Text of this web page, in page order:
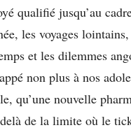
qualifié jusqu’au
les voyages
et les dilemmes
non plus à nos
qu’une nouvelle
de la limite où le